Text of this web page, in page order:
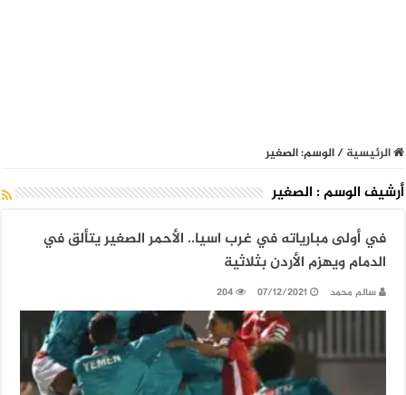
الرئيسية/الوسم:الصغير
أرشيف الوسم : الصغير
في أولى مبارياته في غرب اسيا.. الأحمر الصغير يتألق في
الدمام ويهزم الأردن بثلاثية
سالم محمد 07/12/2021
204